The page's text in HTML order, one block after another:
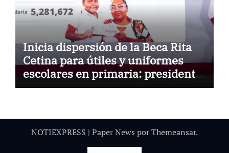
Inicia dispersión de la Beca Rita
Cetina para útiles y uniformes
escolares en primaria: presidenta
Claudia Sheinbaum
NOTIEXPRESS | Paper News porThemeansar.